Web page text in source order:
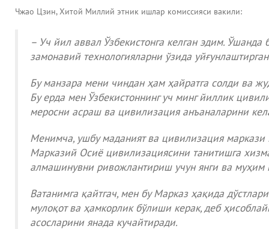
Чжао Цзин, Хитой Миллий этник ишлар комиссияси вакили:
– Уч йил аввал Ўзбекистонга келган эдим.
замонавий технологияларни ўзида
Бу манзара мени чиндан ҳам ҳайратга солди ва
Бу ерда мен Ўзбекистоннинг уч минг йиллик
меросни асраш ва цивилизация анъаналарини
Менимча, ушбу маданият ва цивилизация маркази
Марказий Осиё цивилизациясини танитишга
алмашинувни ривожлантириш учун янги ва муҳим
Ватанимга қайтгач, мен бу Марказ ҳақида
мулоқот ва ҳамкорлик бўлиши керак, деб
асосларини янада кучайтиради.